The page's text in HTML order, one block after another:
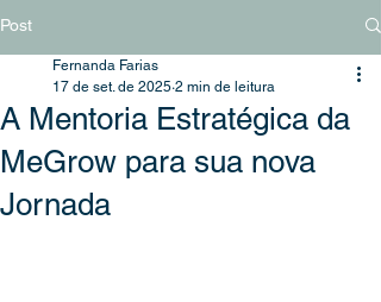
Post
A Mentoria Estratégica da
MeGrow para sua nova
Jornada
Fernanda Farias
17 de set. de 2025 2 min de leitura